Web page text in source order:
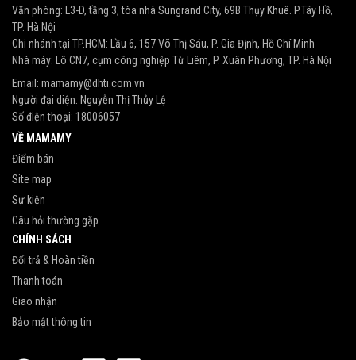
Văn phòng: L3-D, tầng 3, tòa nhà Sungrand City, 69B Thụy Khuê. P.Tây Hồ,
TP. Hà Nội
Chi nhánh tại TP.HCM: Lầu 6, 157 Võ Thị Sáu, P. Gia Định, Hồ Chí Minh
Nhà máy: Lô CN7, cụm công nghiệp Từ Liêm, P. Xuân Phương, TP. Hà Nội
Email: mamamy@dhti.com.vn
Người đại diện: Nguyễn Thị Thủy Lệ
Số điện thoại: 18006057
VỀ MAMAMY
Điểm bán
Site map
Sự kiện
Câu hỏi thường gặp
CHÍNH SÁCH
Đổi trả & Hoàn tiền
Thanh toán
Giao nhận
Bảo mật thông tin